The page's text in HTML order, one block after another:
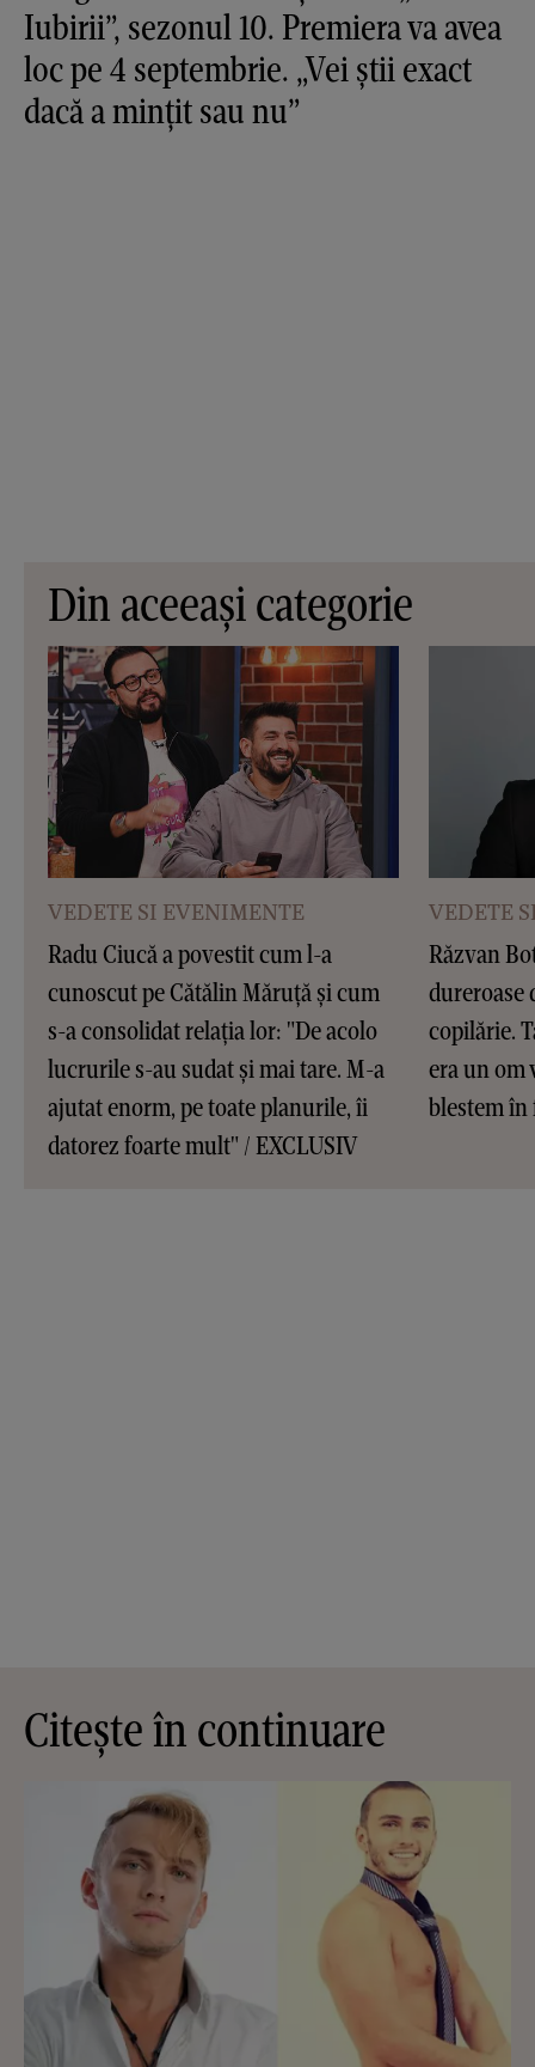
Iubirii”, sezonul 10. Premiera va avea
loc pe 4 septembrie. „Vei știi exact
dacă a mințit sau nu”
Din aceeași categorie
VEDETE SI EVENIMENTE
Radu Ciucă a povestit cum l-a
cunoscut pe Cătălin Măruță și cum
s-a consolidat relația lor: "De acolo
lucrurile s-au sudat și mai tare. M-a
ajutat enorm, pe toate planurile, îi
datorez foarte mult" / EXCLUSIV
VEDETE
Răzvan
dureroase
copilărie.
era un om
blestem în
Citește în continuare